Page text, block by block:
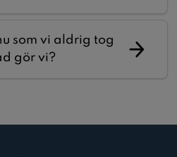
som vi aldrig tog
gör vi?